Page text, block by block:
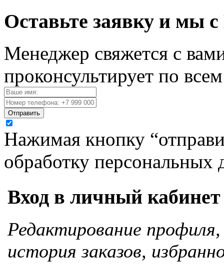
Оставьте заявку и мы
Менеджер свяжется с
проконсультирует по
Отправить
Нажимая кнопку
обработку персональных
Вход в личный кабинет
Редактирование
история заказов,